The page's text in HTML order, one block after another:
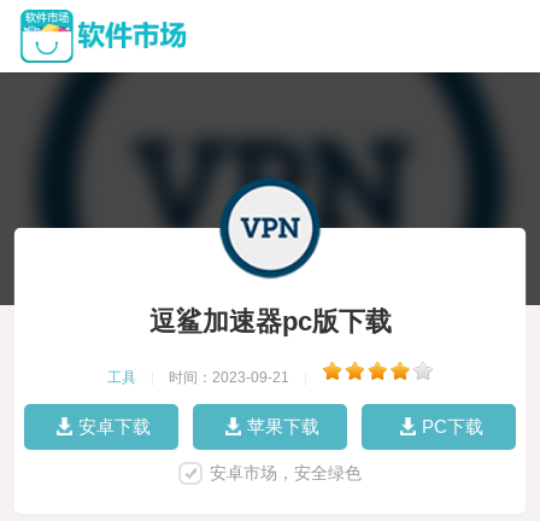
逗鲨加速器pc版下载
工具 时间：2023-09-21
安卓下载 苹果下载 PC下载
安卓市场，安全绿色